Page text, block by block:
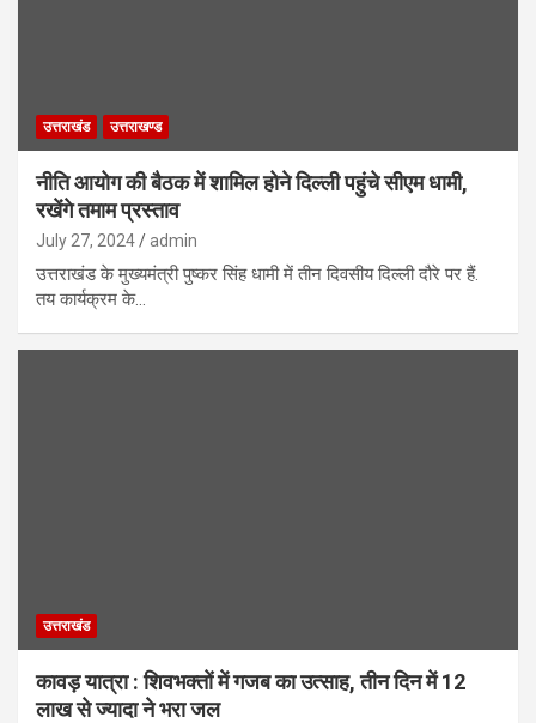
उत्तराखंड उत्तराखण्ड
नीति आयोग की बैठक में शामिल होने दिल्ली पहुंचे सीएम धामी,
रखेंगे तमाम प्रस्ताव
July 27, 2024 admin
उत्तराखंड के मुख्यमंत्री पुष्कर सिंह धामी में तीन दिवसीय दिल्ली दौरे पर हैं.
तय कार्यक्रम के…
उत्तराखंड
कावड़ यात्रा : शिवभक्तों में गजब का उत्साह, तीन दिन में 12
लाख से ज्यादा ने भरा जल